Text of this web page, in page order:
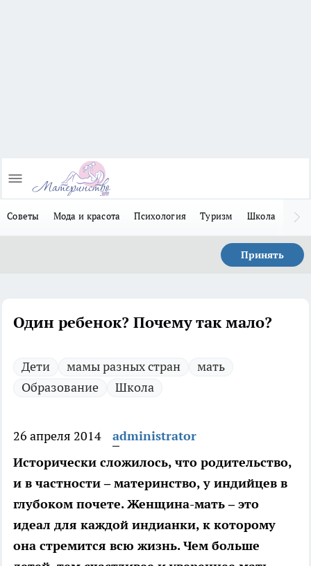
Советы Мода и красота Психология Туризм Школа
Принять
Один ребенок? Почему так мало?
Дети мамы разных стран
мать
Образование
Школа
26 апреля 2014
administrator
Исторически сложилось, что родительство,
и в частности – материнство, у индийцев в
глубоком почете. Женщина-мать – это
идеал для каждой индианки, к которому
она стремится всю жизнь. Чем больше